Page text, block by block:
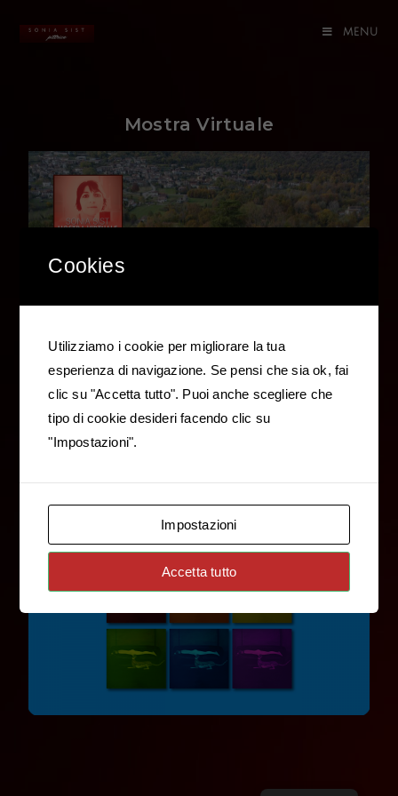
MENU
Mostra Virtuale
Cookies
Utilizziamo i cookie per migliorare la tua
esperienza di navigazione. Se pensi che sia ok, fai
clic su "Accetta tutto". Puoi anche scegliere che
tipo di cookie desideri facendo clic su
"Impostazioni".
Impostazioni
Accetta tutto